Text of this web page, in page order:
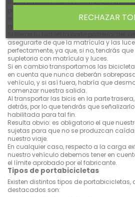
Normalmente casi todo el mundo suele
esto tenemos que asegurarnos de que
asegurarte de que la matrícula y las
perfectamente, ya que, si no, tendrás
supletoria con matrícula y luces.
Si en cambio transportamos las
en cuenta que nunca deberán
vehículo, y si así fuera, habría que
comenzar nuestra salida.
Al transportar las bicis en la parte
detrás, por lo que tendrás que
habilitada para tal fin.
Resulta obvio: es obligatorio el que
sujetas para que no se produzcan
nuestro viaje.
En cualquier caso, respecto a la carga
nuestro vehículo debemos tener en
el límite aprobado por el fabricante.
Tipos de portabicicletas
Existen distintos tipos de
destacados son:
RECHAZAR